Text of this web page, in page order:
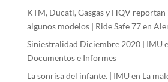
KTM, Ducati, Gasgas y HQV reportan
algunos modelos | Ride Safe 77en
Siniestralidad Diciembre 2020 | IMU
Documentos e Informes
La sonrisa del infante. | IMU en La